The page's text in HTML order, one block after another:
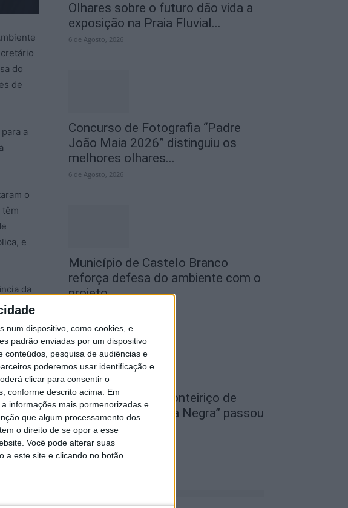
num dispositivo, como cookies, e
padrão enviadas por um dispositivo
conteúdos, pesquisa de audiências e
poderemos usar identificação e
clicar para consentir o
conforme descrito acima. Em
informações mais pormenorizadas e
que algum processamento dos
o direito de se opor a esse
Você pode alterar suas
a este site e clicando no botão
do
de
a
o
têm
e
da
o valor
na
A
a
Olhares sobre o futuro dão vida a
exposição na Praia Fluvial...
6 de Agosto, 2026
Concurso de Fotografia “Padre
João Maia 2026” distinguiu os
melhores olhares...
6 de Agosto, 2026
Município de Castelo Branco
reforça defesa do ambiente com o
projeto...
VI Festival Transfronteiriço de
Novela Negra “Gata Negra” passou
por Idanha-a-Nova
6 de Agosto, 2026